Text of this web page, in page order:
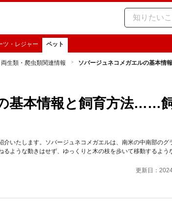
ツ・レジャー ペット
両生類・爬虫類関連情報 ソバージュネコメガエルの基本
基本情報と飼育方法……
いたします。ソバージュネコメガエルは、南米の中南部のグ
ような動きはせず、ゆっくりと木の枝を歩いて移動するよう
更新日：